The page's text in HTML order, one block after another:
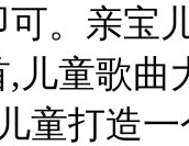
恭喜
恭喜
可。亲宝
,儿童歌
童打造